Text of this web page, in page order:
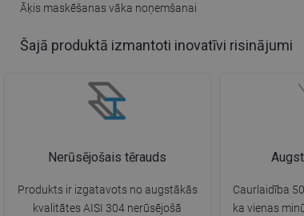
Āķis maskēšanas vāka noņemšanai
Šajā produktā izmantoti inovatīvi risinājumi
Nerūsējošais tērauds
Produkts ir izgatavots no augstākās
kvalitātes AISI 304 nerūsējošā
Caurlaidība
ka vienas